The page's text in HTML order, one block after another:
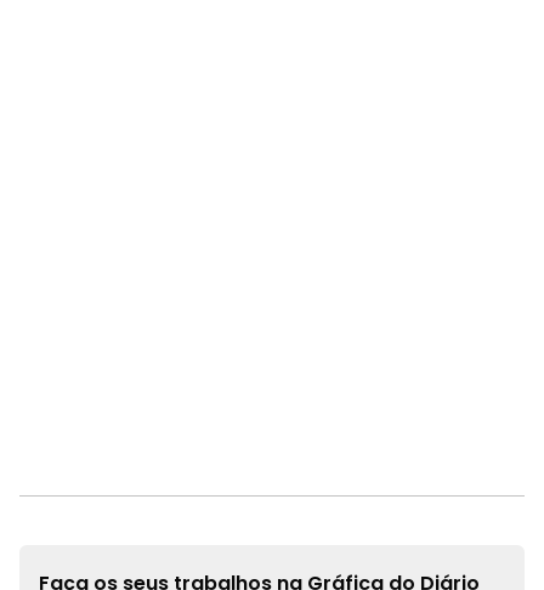
Faça os seus trabalhos na Gráfica do Diário